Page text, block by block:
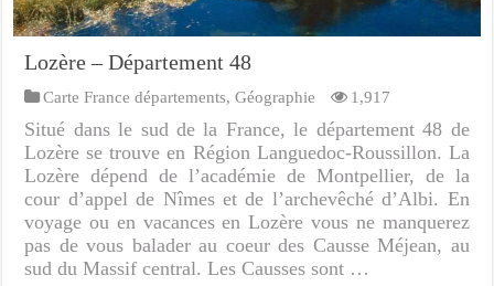
Lozère – Département 48
Carte France départements,Géographie 1,917
Situé dans le sud de la France, le département 48 de
Lozère se trouve en Région Languedoc-Roussillon. La
Lozère dépend de l’académie de Montpellier, de la
cour d’appel de Nîmes et de l’archevêché d’Albi. En
voyage ou en vacances en Lozère vous ne manquerez
pas de vous balader au coeur des Causse Méjean, au
sud du Massif central. Les Causses sont …